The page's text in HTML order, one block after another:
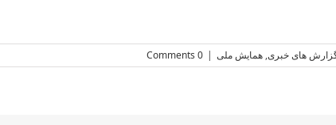
های خبری, همایش ملی |
0 Comments